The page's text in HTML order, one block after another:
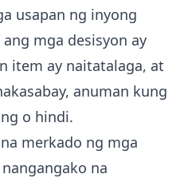
usapan ng inyong
mga desisyon ay
item ay naitatalaga, at
anuman kung
o hindi.
merkado ng mga
na